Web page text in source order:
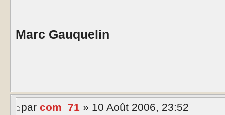
Marc Gauquelin
par com_71 » 10 Août 2006, 23:52